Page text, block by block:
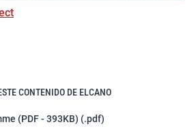
CONTENIDO DE ELCANO
(PDF - 393KB) (.pdf)